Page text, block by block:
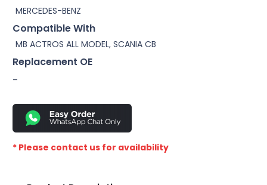
MERCEDES-BENZ
Compatible With
MB ACTROS ALL MODEL, SCANIA CB
Replacement OE
–
* Please contact us for availability